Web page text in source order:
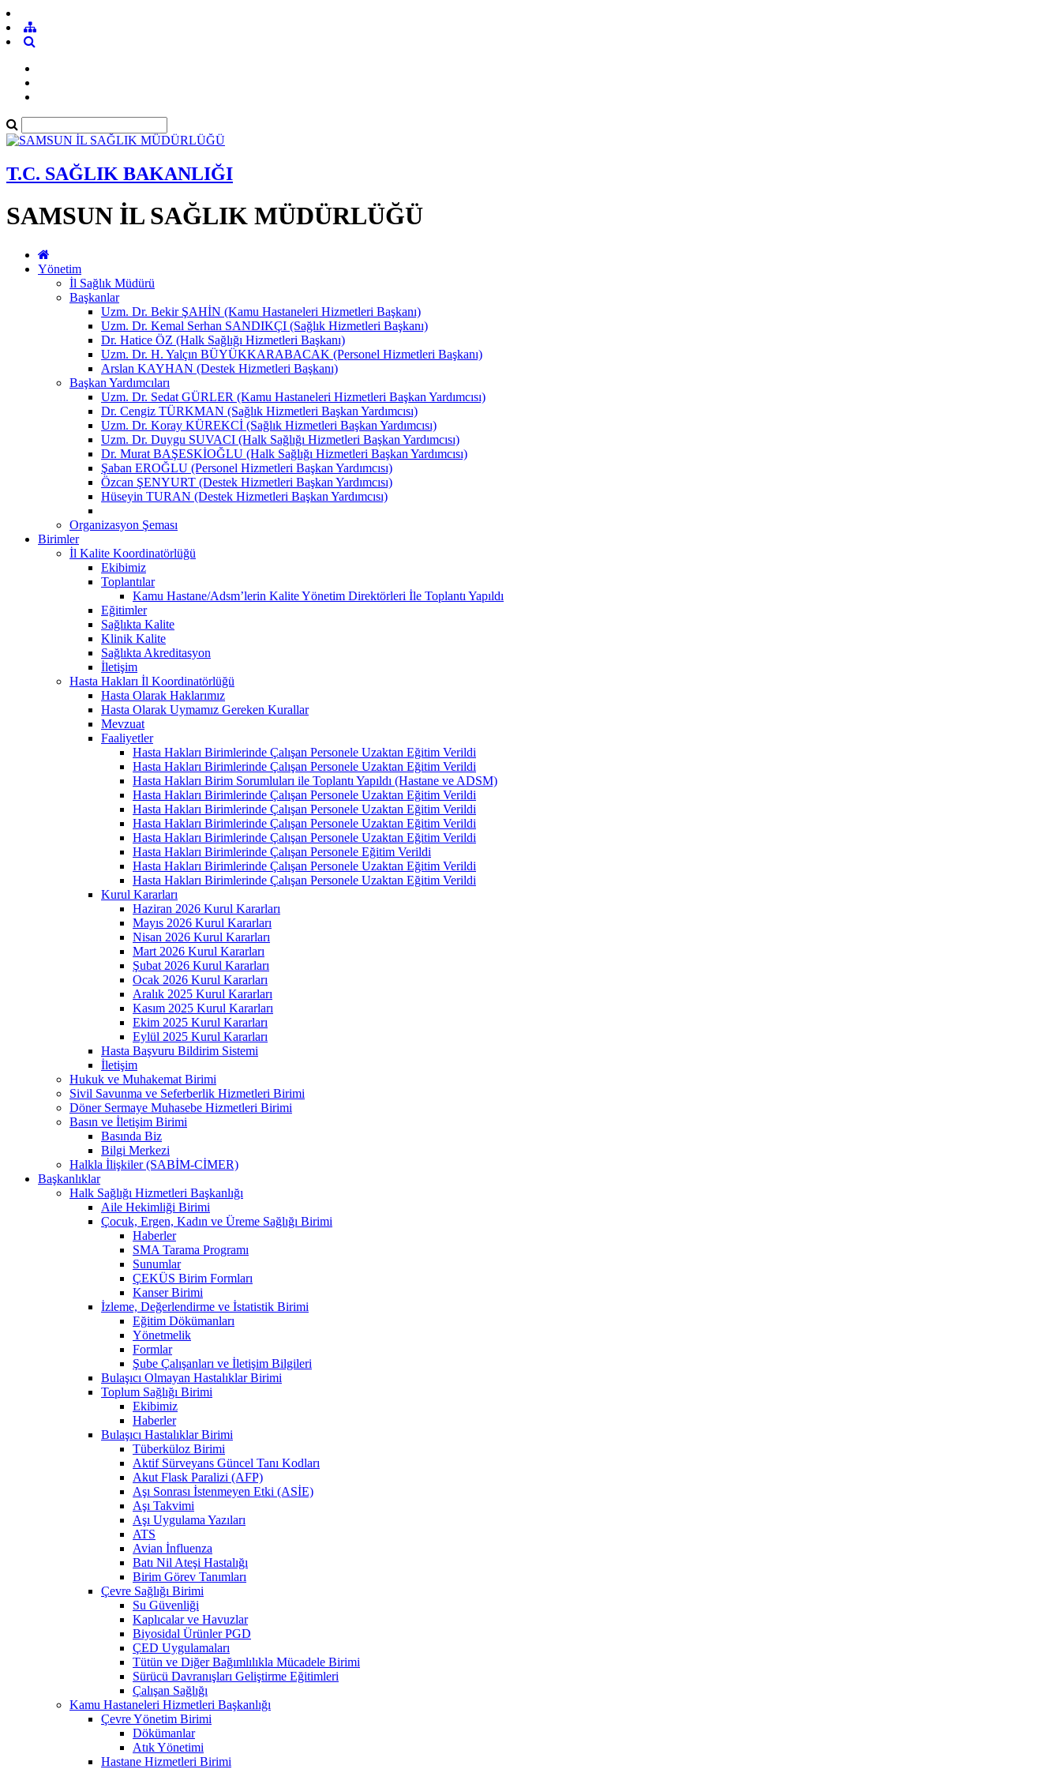
T.C. SAĞLIK BAKANLIĞI
SAMSUN İL SAĞLIK MÜDÜRLÜĞÜ
Yönetim
İl Sağlık Müdürü
Başkanlar
Uzm. Dr. Bekir ŞAHİN (Kamu Hastaneleri Hizmetleri Başkanı)
Uzm. Dr. Kemal Serhan SANDIKÇI (Sağlık Hizmetleri Başkanı)
Dr. Hatice ÖZ (Halk Sağlığı Hizmetleri Başkanı)
Uzm. Dr. H. Yalçın BÜYÜKKARABACAK (Personel Hizmetleri Başkanı)
Arslan KAYHAN (Destek Hizmetleri Başkanı)
Başkan Yardımcıları
Uzm. Dr. Sedat GÜRLER (Kamu Hastaneleri Hizmetleri Başkan Yardımcısı)
Dr. Cengiz TÜRKMAN (Sağlık Hizmetleri Başkan Yardımcısı)
Uzm. Dr. Koray KÜREKCİ (Sağlık Hizmetleri Başkan Yardımcısı)
Uzm. Dr. Duygu SUVACI (Halk Sağlığı Hizmetleri Başkan Yardımcısı)
Dr. Murat BAŞESKİOĞLU (Halk Sağlığı Hizmetleri Başkan Yardımcısı)
Şaban EROĞLU (Personel Hizmetleri Başkan Yardımcısı)
Özcan ŞENYURT (Destek Hizmetleri Başkan Yardımcısı)
Hüseyin TURAN (Destek Hizmetleri Başkan Yardımcısı)
Organizasyon Şeması
Birimler
İl Kalite Koordinatörlüğü
Ekibimiz
Toplantılar
Kamu Hastane/Adsm’lerin Kalite Yönetim Direktörleri İle Toplantı Yapıldı
Eğitimler
Sağlıkta Kalite
Klinik Kalite
Sağlıkta Akreditasyon
İletişim
Hasta Hakları İl Koordinatörlüğü
Hasta Olarak Haklarımız
Hasta Olarak Uymamız Gereken Kurallar
Mevzuat
Faaliyetler
Hasta Hakları Birimlerinde Çalışan Personele Uzaktan Eğitim Verildi
Hasta Hakları Birimlerinde Çalışan Personele Uzaktan Eğitim Verildi
Hasta Hakları Birim Sorumluları ile Toplantı Yapıldı (Hastane ve ADSM)
Hasta Hakları Birimlerinde Çalışan Personele Uzaktan Eğitim Verildi
Hasta Hakları Birimlerinde Çalışan Personele Uzaktan Eğitim Verildi
Hasta Hakları Birimlerinde Çalışan Personele Uzaktan Eğitim Verildi
Hasta Hakları Birimlerinde Çalışan Personele Uzaktan Eğitim Verildi
Hasta Hakları Birimlerinde Çalışan Personele Eğitim Verildi
Hasta Hakları Birimlerinde Çalışan Personele Uzaktan Eğitim Verildi
Hasta Hakları Birimlerinde Çalışan Personele Uzaktan Eğitim Verildi
Kurul Kararları
Haziran 2026 Kurul Kararları
Mayıs 2026 Kurul Kararları
Nisan 2026 Kurul Kararları
Mart 2026 Kurul Kararları
Şubat 2026 Kurul Kararları
Ocak 2026 Kurul Kararları
Aralık 2025 Kurul Kararları
Kasım 2025 Kurul Kararları
Ekim 2025 Kurul Kararları
Eylül 2025 Kurul Kararları
Hasta Başvuru Bildirim Sistemi
İletişim
Hukuk ve Muhakemat Birimi
Sivil Savunma ve Seferberlik Hizmetleri Birimi
Döner Sermaye Muhasebe Hizmetleri Birimi
Basın ve İletişim Birimi
Basında Biz
Bilgi Merkezi
Halkla İlişkiler (SABİM-CİMER)
Başkanlıklar
Halk Sağlığı Hizmetleri Başkanlığı
Aile Hekimliği Birimi
Çocuk, Ergen, Kadın ve Üreme Sağlığı Birimi
Haberler
SMA Tarama Programı
Sunumlar
ÇEKÜS Birim Formları
Kanser Birimi
İzleme, Değerlendirme ve İstatistik Birimi
Eğitim Dökümanları
Yönetmelik
Formlar
Şube Çalışanları ve İletişim Bilgileri
Bulaşıcı Olmayan Hastalıklar Birimi
Toplum Sağlığı Birimi
Ekibimiz
Haberler
Bulaşıcı Hastalıklar Birimi
Tüberküloz Birimi
Aktif Sürveyans Güncel Tanı Kodları
Akut Flask Paralizi (AFP)
Aşı Sonrası İstenmeyen Etki (ASİE)
Aşı Takvimi
Aşı Uygulama Yazıları
ATS
Avian İnfluenza
Batı Nil Ateşi Hastalığı
Birim Görev Tanımları
Çevre Sağlığı Birimi
Su Güvenliği
Kaplıcalar ve Havuzlar
Biyosidal Ürünler PGD
ÇED Uygulamaları
Tütün ve Diğer Bağımlılıkla Mücadele Birimi
Sürücü Davranışları Geliştirme Eğitimleri
Çalışan Sağlığı
Kamu Hastaneleri Hizmetleri Başkanlığı
Çevre Yönetim Birimi
Dökümanlar
Atık Yönetimi
Hastane Hizmetleri Birimi